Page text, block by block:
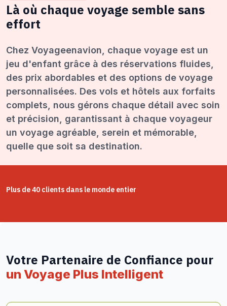
Là où chaque voyage semble sans
effort
Chez Voyageenavion, chaque voyage est un
jeu d'enfant grâce à des réservations fluides,
des prix abordables et des options de voyage
personnalisées. Des vols et hôtels aux forfaits
complets, nous gérons chaque détail avec soin
et précision, garantissant à chaque voyageur
un voyage agréable, serein et mémorable,
quelle que soit sa destination.
Plus de 40 clients dans le monde entier
Votre Partenaire de Confiance pour
un Voyage Plus Intelligent